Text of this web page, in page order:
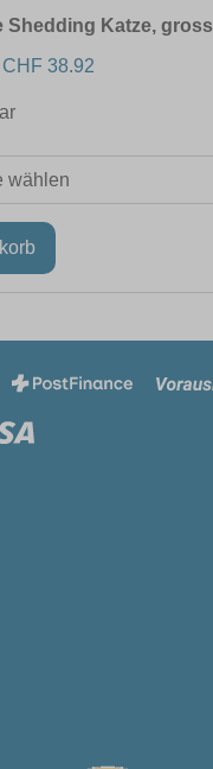
Shedding Katze, gross
38.92